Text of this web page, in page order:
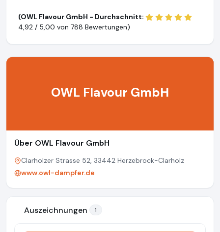
(OWL Flavour GmbH - Durchschnitt:
4,92 / 5,00 von 788 Bewertungen)
OWL Flavour GmbH
Über OWL Flavour GmbH
Clarholzer Strasse 52, 33442 Herzebrock-Clarholz
www.owl-dampfer.de
Auszeichnungen 1